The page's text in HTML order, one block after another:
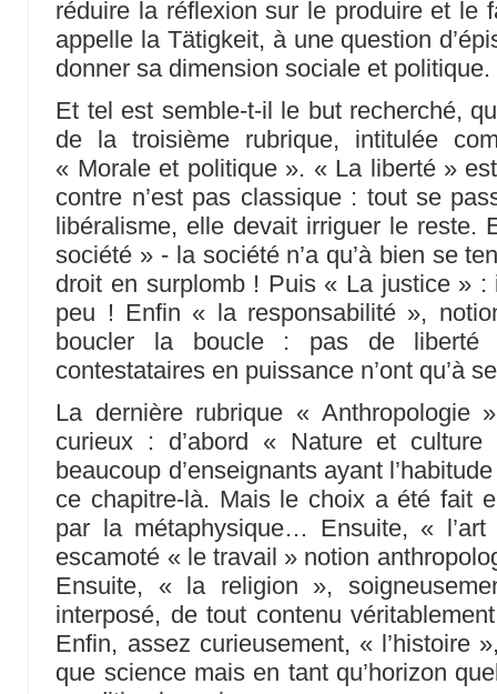
réduire la réflexion sur le produire et le
appelle la Tätigkeit, à une question
donner sa dimension sociale et politique.
Et tel est semble-t-il le but recherché,
de la troisième rubrique, intitulée
« Morale et politique ». « La liberté »
contre n’est pas classique : tout se
libéralisme, elle devait irriguer le reste.
société » - la société n’a qu’à bien se
droit en surplomb ! Puis « La justice »
peu ! Enfin « la responsabilité »,
boucler la boucle : pas de liberté
contestataires en puissance n’ont qu’à
La dernière rubrique « Anthropologie
curieux : d’abord « Nature et
beaucoup d’enseignants ayant
ce chapitre-là. Mais le choix a été fait
par la métaphysique… Ensuite, «
escamoté « le travail » notion
Ensuite, « la religion »,
interposé, de tout contenu
Enfin, assez curieusement, « l’histoire
que science mais en tant qu’horizon